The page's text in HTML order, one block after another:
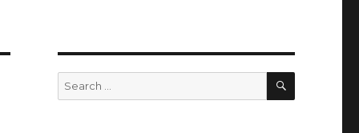
Search
for:
SEARCH